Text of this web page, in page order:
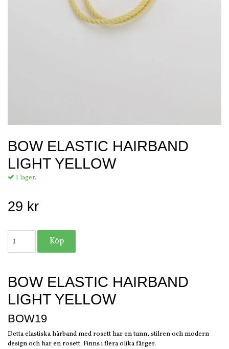
BOW ELASTIC HAIRBAND
LIGHT YELLOW
I lager.
29 kr
BOW ELASTIC HAIRBAND
LIGHT YELLOW
BOW19
Detta elastiska hårband med rosett har en tunn, stilren och modern
design och har en rosett. Finns i flera olika färger.